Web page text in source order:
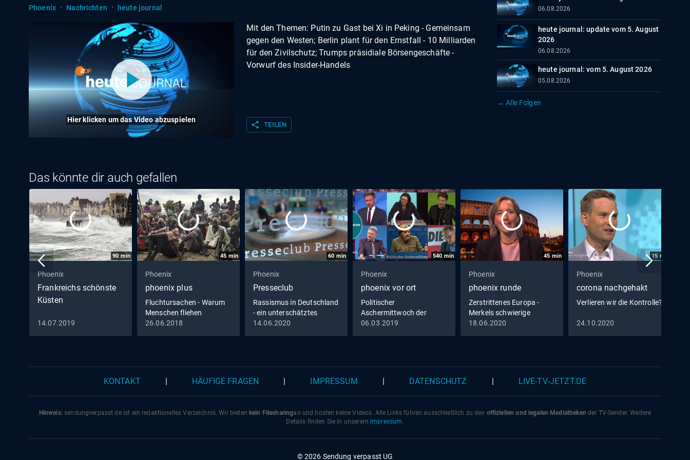
Phoenix · Nachrichten · heute journal
Hier klicken um das Video abzuspielen
Mit den Themen: Putin zu Gast bei Xi in Peking - Gemeinsam
gegen den Westen; Berlin plant für den Ernstfall - 10 Milliarden
für den Zivilschutz; Trumps präsidiale Börsengeschäfte -
Vorwurf des Insider-Handels
share TEILEN
06.08.2026
heute journal: update vom 5. August
2026
06.08.2026
heute journal: vom 5. August 2026
05.08.2026
→ Alle Folgen
Das könnte dir auch gefallen
90 min
Phoenix
Frankreichs schönste
Küsten
14.07.2019
45 min
Phoenix
phoenix plus
Fluchtursachen - Warum
Menschen fliehen
26.06.2018
60 min
Phoenix
Presseclub
Rassismus in Deutschland
- ein unterschätztes
Problem?
14.06.2020
540 min
Phoenix
phoenix vor ort
Politischer
Aschermittwoch der
Parteien
06.03.2019
45 min
Phoenix
phoenix runde
Zerstrittenes Europa -
Merkels schwierige
Mission
18.06.2020
15 min
Phoenix
corona nachgehakt
Verlieren wir die Kontrolle?
24.10.2020
KONTAKT HÄUFIGE FRAGEN IMPRESSUM DATENSCHUTZ LIVE-TV-JETZT.DE
Hinweis:sendungverpasst.deist ein redaktionelles Verzeichnis. Wir bieten kein Filesharingan und hosten keine Videos. Alle Links führen ausschließlich zu den offiziellen und legalen Mediatheken der TV-Sender. Weitere
Details finden Sie in unserem Impressum.
© 2026 Sendung verpasst UG